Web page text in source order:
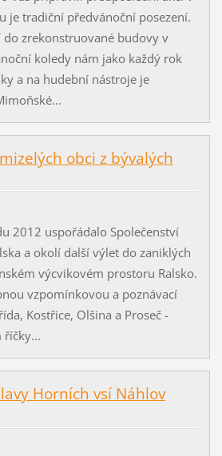
je tradiční předvánoční posezení.
zrekonstruované budovy v
koledy nám jako každý rok
a na hudební nástroje je
obci z bývalých
2012 uspořádalo Společenství
a okolí další výlet do zaniklých
výcvikovém prostoru Ralsko.
vzpomínkovou a poznávací
Kostřice, Olšina a Proseč -
říčky...
Horních vsí Náhlov